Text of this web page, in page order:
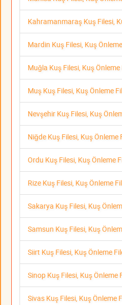
Kahramanmaraş Kuş Filesi,
Mardin Kuş Filesi, Kuş
Muğla Kuş Filesi, Kuş Önleme
Muş Kuş Filesi, Kuş Önleme
Nevşehir Kuş Filesi, Kuş
Niğde Kuş Filesi, Kuş Önleme
Ordu Kuş Filesi, Kuş Önleme
Rize Kuş Filesi, Kuş Önleme
Sakarya Kuş Filesi, Kuş
Samsun Kuş Filesi, Kuş
Siirt Kuş Filesi, Kuş Önleme
Sinop Kuş Filesi, Kuş Önleme
Sivas Kuş Filesi, Kuş Önleme